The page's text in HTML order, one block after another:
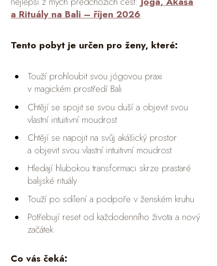
a Rituály na Bali – říjen 2026.
Tento pobyt je určen pro ženy, které:
Touží prohloubit svou jógovou praxi
v magickém prostředí Bali
Chtějí se spojit se svou duší a objevit svou
vlastní intuitivní moudrost
Chtějí se napojit na svůj akášický prostor
a objevit svou vlastní intuitivní moudrost
Hledají hlubokou transformaci skrze prastaré
balijské rituály
Touží po sdílení a podpoře v ženském kruhu
Potřebují reset od každodenního života a nový
začátek
Co vás čeká: